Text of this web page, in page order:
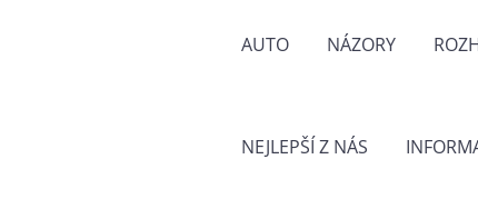
AUTO NÁZORY
NEJLEPŠÍ Z NÁS